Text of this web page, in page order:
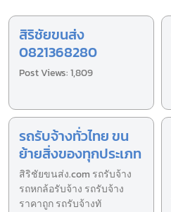
สิริชัยขนส่ง
0821368280
Post Views: 1,809
รถรับจ้างทั่วไทย ขน
ย้ายสิ่งของทุกประเภท
สิริชัยขนส่ง.com รถรับจ้าง
รถหกล้อรับจ้าง รถรับจ้าง
ราคาถูก รถรับจ้างทั